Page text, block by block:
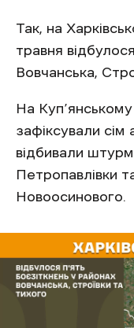
Так, на
травня
Вовчанська,
На
зафіксували
відбивали
Петропавлівки
Новоосинового.